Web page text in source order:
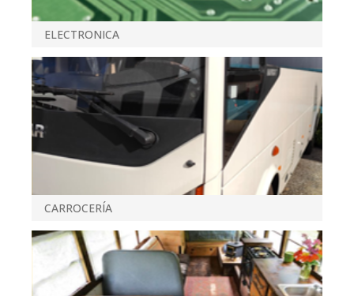
ELECTRONICA
CARROCERÍA